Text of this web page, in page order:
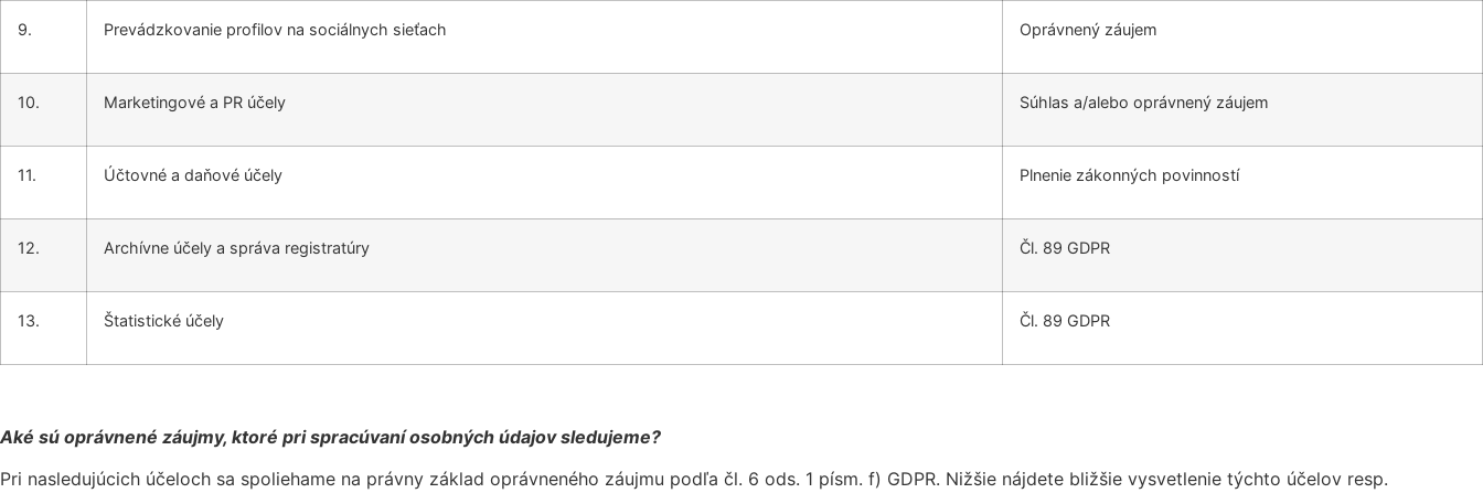
9. Prevádzkovanie profilov na sociálnych sieťach Oprávnený záujem
10. Marketingové a PR účely Súhlas a/alebo oprávnený záujem
11. Účtovné a daňové účely Plnenie zákonných povinností
12. Archívne účely a správa registratúry Čl. 89 GDPR
13. Štatistické účely Čl. 89 GDPR
Aké sú oprávnené záujmy, ktoré pri spracúvaní osobných údajov sledujeme?
Pri nasledujúcich účeloch sa spoliehame na právny základ oprávneného záujmu podľa čl. 6 ods. 1 písm. f) GDPR. Nižšie nájdete bližšie vysvetlenie týchto účelov resp.